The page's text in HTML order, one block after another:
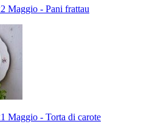
Maggio - Pani frattau
Maggio - Torta di carote